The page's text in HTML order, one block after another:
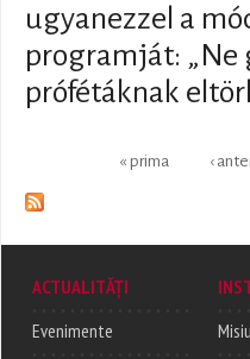
ugyanezzel a
programját: „Ne
prófétáknak
« prima ‹
ACTUALITĂȚI
Evenimente